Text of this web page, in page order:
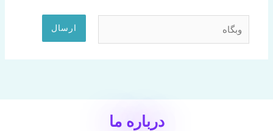
درباره ما